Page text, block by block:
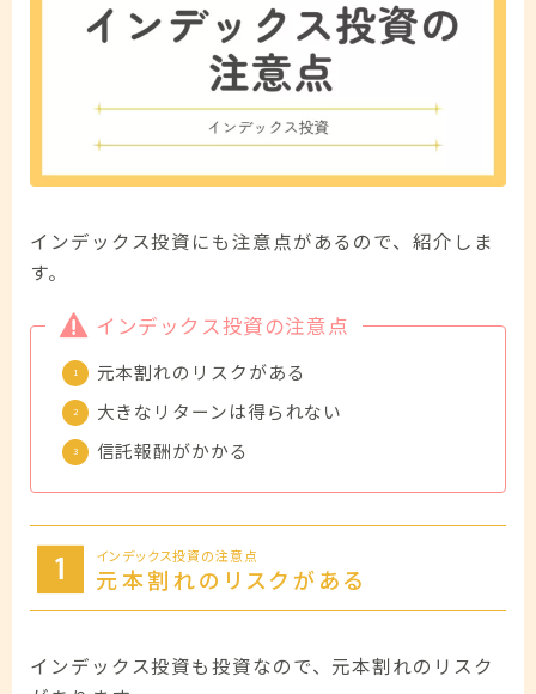
インデックス投資にも注意点があるので、紹介しま
す。
インデックス投資の注意点
元本割れのリスクがある
大きなリターンは得られない
信託報酬がかかる
インデックス投資の注意点
元本割れのリスクがある
インデックス投資も投資なので、元本割れのリスク